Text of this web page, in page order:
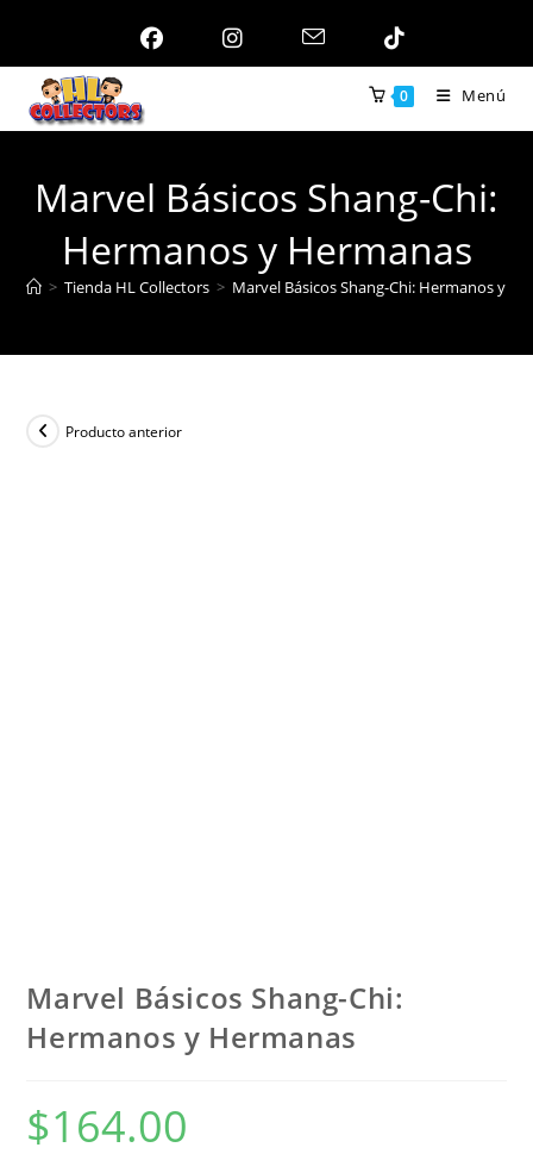
contenido
0 Menú
Marvel Básicos Shang-Chi:
Hermanos y Hermanas
> Tienda HL Collectors > Marvel Básicos Shang-Chi: Hermanos y
Producto anterior
Marvel Básicos Shang-Chi:
Hermanos y Hermanas
$164.00